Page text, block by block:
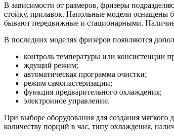
В зависимости от размеров, фризеры
стойку, прилавок. Напольные модели оснащены
бывают передвижные и стационарными. Наличие
В последних моделях фризеров появляются
контроль температуры или консистенции
ждущий режим;
автоматическая программа очистки;
режим самопастеризации;
функция предварительного охлаждения;
электронное управление.
При выборе оборудования для создания мягкого
количеству порций в час, типу охлаждения,